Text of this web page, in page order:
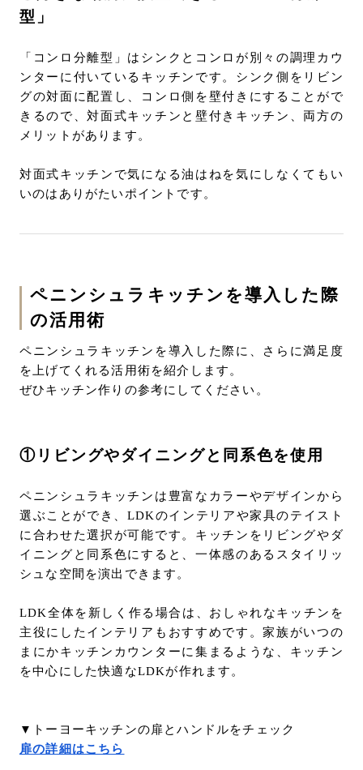
型」
「コンロ分離型」はシンクとコンロが別々の調理カウ
ンターに付いているキッチンです。シンク側をリビン
グの対面に配置し、コンロ側を壁付きにすることがで
きるので、対面式キッチンと壁付きキッチン、両方の
メリットがあります。
対面式キッチンで気になる油はねを気にしなくてもい
いのはありがたいポイントです。
ペニンシュラキッチンを導入した際
の活用術
ペニンシュラキッチンを導入した際に、さらに満足度
を上げてくれる活用術を紹介します。
ぜひキッチン作りの参考にしてください。
①リビングやダイニングと同系色を使用
ペニンシュラキッチンは豊富なカラーやデザインから
選ぶことができ、LDKのインテリアや家具のテイスト
に合わせた選択が可能です。キッチンをリビングやダ
イニングと同系色にすると、一体感のあるスタイリッ
シュな空間を演出できます。
LDK全体を新しく作る場合は、おしゃれなキッチンを
主役にしたインテリアもおすすめです。家族がいつの
まにかキッチンカウンターに集まるような、キッチン
を中心にした快適なLDKが作れます。
▼トーヨーキッチンの扉とハンドルをチェック
扉の詳細はこちら